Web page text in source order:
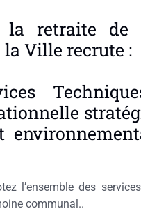
retraite de
la Ville recrute :
l’ensemble des
communal..